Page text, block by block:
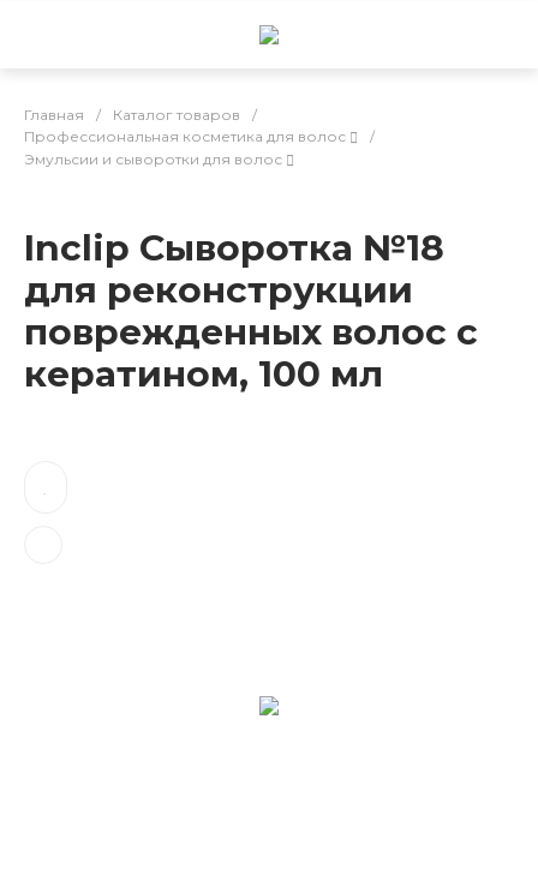
Главная / Каталог товаров
/
Профессиональная косметика для волос
/
Эмульсии и сыворотки для волос
Inclip Сыворотка №18
для реконструкции
поврежденных волос с
кератином, 100 мл